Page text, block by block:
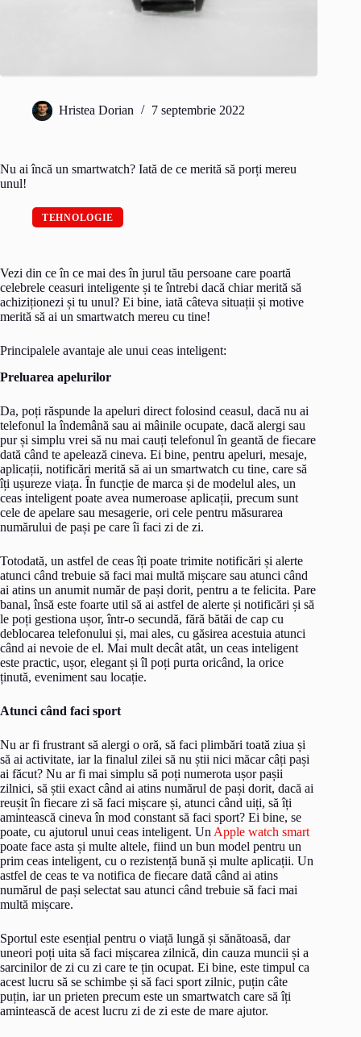
Hristea Dorian 7 septembrie 2022
Nu ai încă un smartwatch? Iată de ce merită să porți mereu
unul!
TEHNOLOGIE
Vezi din ce în ce mai des în jurul tău persoane care poartă
celebrele ceasuri inteligente și te întrebi dacă chiar merită să
achiziționezi și tu unul? Ei bine, iată câteva situații și motive
merită să ai un smartwatch mereu cu tine!
Principalele avantaje ale unui ceas inteligent:
Preluarea apelurilor
Da, poți răspunde la apeluri direct folosind ceasul, dacă nu ai
telefonul la îndemână sau ai mâinile ocupate, dacă alergi sau
pur și simplu vrei să nu mai cauți telefonul în geantă de fiecare
dată când te apelează cineva. Ei bine, pentru apeluri, mesaje,
aplicații, notificări merită să ai un smartwatch cu tine, care să
îți ușureze viața. În funcție de marca și de modelul ales, un
ceas inteligent poate avea numeroase aplicații, precum sunt
cele de apelare sau mesagerie, ori cele pentru măsurarea
numărului de pași pe care îi faci zi de zi.
Totodată, un astfel de ceas îți poate trimite notificări și alerte
atunci când trebuie să faci mai multă mișcare sau atunci când
ai atins un anumit număr de pași dorit, pentru a te felicita. Pare
banal, însă este foarte util să ai astfel de alerte și notificări și să
le poți gestiona ușor, într-o secundă, fără bătăi de cap cu
deblocarea telefonului și, mai ales, cu găsirea acestuia atunci
când ai nevoie de el. Mai mult decât atât, un ceas inteligent
este practic, ușor, elegant și îl poți purta oricând, la orice
ținută, eveniment sau locație.
Atunci când faci sport
Nu ar fi frustrant să alergi o oră, să faci plimbări toată ziua și
să ai activitate, iar la finalul zilei să nu știi nici măcar câți pași
ai făcut? Nu ar fi mai simplu să poți numerota ușor pașii
zilnici, să știi exact când ai atins numărul de pași dorit, dacă ai
reușit în fiecare zi să faci mișcare și, atunci când uiți, să îți
amintească cineva în mod constant să faci sport? Ei bine, se
poate, cu ajutorul unui ceas inteligent. Un Apple watch smart
poate face asta și multe altele, fiind un bun model pentru un
prim ceas inteligent, cu o rezistență bună și multe aplicații. Un
astfel de ceas te va notifica de fiecare dată când ai atins
numărul de pași selectat sau atunci când trebuie să faci mai
multă mișcare.
Sportul este esențial pentru o viață lungă și sănătoasă, dar
uneori poți uita să faci mișcarea zilnică, din cauza muncii și a
sarcinilor de zi cu zi care te țin ocupat. Ei bine, este timpul ca
acest lucru să se schimbe și să faci sport zilnic, puțin câte
puțin, iar un prieten precum este un smartwatch care să îți
amintească de acest lucru zi de zi este de mare ajutor.